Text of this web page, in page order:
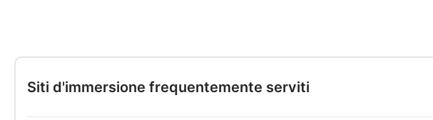
Siti d'immersione frequentemente serviti